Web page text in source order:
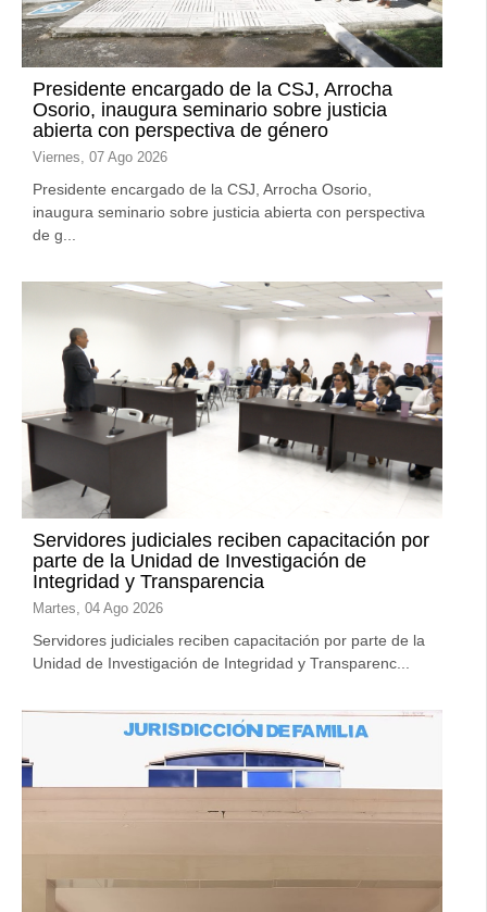
Presidente encargado de la CSJ, Arrocha
Osorio, inaugura seminario sobre justicia
abierta con perspectiva de género
Viernes, 07 Ago 2026
Presidente encargado de la CSJ, Arrocha Osorio,
inaugura seminario sobre justicia abierta con perspectiva
de g...
Servidores judiciales reciben capacitación por
parte de la Unidad de Investigación de
Integridad y Transparencia
Martes, 04 Ago 2026
Servidores judiciales reciben capacitación por parte de la
Unidad de Investigación de Integridad y Transparenc...